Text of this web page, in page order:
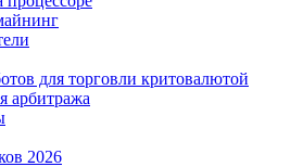
для торговли критовалютой
арбитража
2026